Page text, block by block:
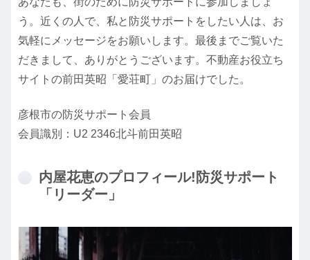
う。近くの人で、私と防災サポートをしたい人は、お
気軽にメッセージをお願いします。最後までご覧いた
だきまして、ありがとうございます。不動産お役立ち
サイトの前田英昭「愛荘町」のお届けでした。
彦根市の防災サポート会員
会員識別：U2 2346北斗前田英昭
内屋花恵のプロフィール!防災サポート
「リーダー」